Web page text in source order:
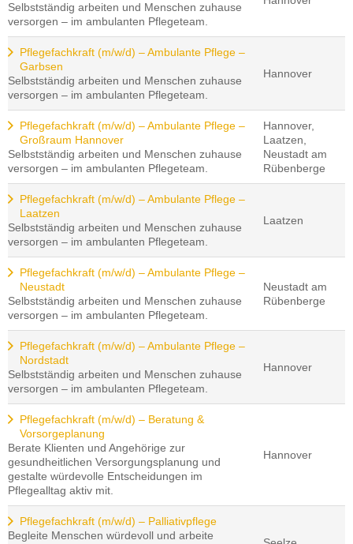
Selbstständig arbeiten und Menschen zuhause
versorgen – im ambulanten Pflegeteam.
Pflegefachkraft (m/w/d) – Ambulante Pflege –
Garbsen
Selbstständig arbeiten und Menschen zuhause
versorgen – im ambulanten Pflegeteam.
Hannover
Pflegefachkraft (m/w/d) – Ambulante Pflege –
Großraum Hannover
Selbstständig arbeiten und Menschen zuhause
versorgen – im ambulanten Pflegeteam.
Hannover,
Laatzen,
Neustadt am
Rübenberge
Pflegefachkraft (m/w/d) – Ambulante Pflege –
Laatzen
Selbstständig arbeiten und Menschen zuhause
versorgen – im ambulanten Pflegeteam.
Laatzen
Pflegefachkraft (m/w/d) – Ambulante Pflege –
Neustadt
Selbstständig arbeiten und Menschen zuhause
versorgen – im ambulanten Pflegeteam.
Neustadt am
Rübenberge
Pflegefachkraft (m/w/d) – Ambulante Pflege –
Nordstadt
Selbstständig arbeiten und Menschen zuhause
versorgen – im ambulanten Pflegeteam.
Hannover
Pflegefachkraft (m/w/d) – Beratung &
Vorsorgeplanung
Berate Klienten und Angehörige zur
gesundheitlichen Versorgungsplanung und
gestalte würdevolle Entscheidungen im
Pflegealltag aktiv mit.
Hannover
Pflegefachkraft (m/w/d) – Palliativpflege
Begleite Menschen würdevoll und arbeite